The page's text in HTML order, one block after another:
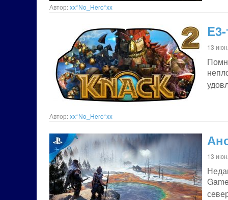
Автор:xx*No_Hero*xx
13
Автор:xx*No_Hero*xx
13